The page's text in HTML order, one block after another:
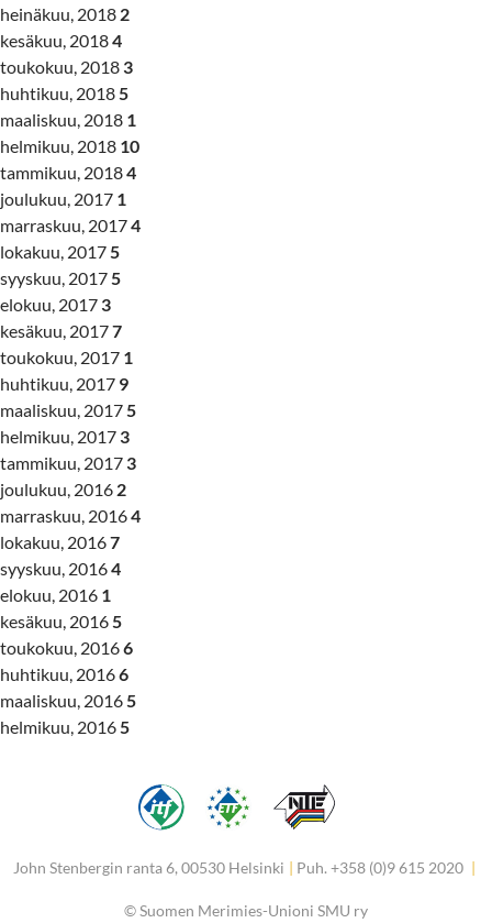
heinäkuu, 2018 2
kesäkuu, 20184
toukokuu, 2018 3
huhtikuu, 20185
maaliskuu, 2018 1
helmikuu, 2018 10
tammikuu, 20184
joulukuu, 2017 1
marraskuu, 20174
lokakuu, 20175
syyskuu, 20175
elokuu, 2017 3
kesäkuu, 20177
toukokuu, 2017 1
huhtikuu, 2017 9
maaliskuu, 20175
helmikuu, 2017 3
tammikuu, 2017 3
joulukuu, 2016 2
marraskuu, 20164
lokakuu, 20167
syyskuu, 20164
elokuu, 2016 1
kesäkuu, 20165
toukokuu, 20166
huhtikuu, 20166
maaliskuu, 20165
helmikuu, 20165
John Stenbergin ranta 6, 00530 Helsinki | Puh. +358 (0)9 615 2020 |
©Suomen Merimies-Unioni SMU ry